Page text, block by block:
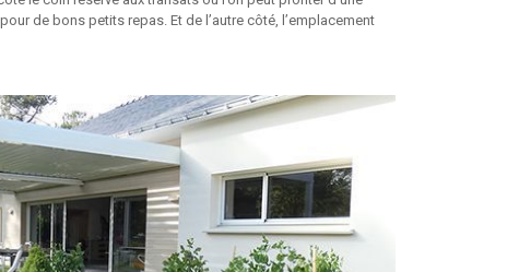
de bons petits repas. Et de l’autre côté, l’emplacement